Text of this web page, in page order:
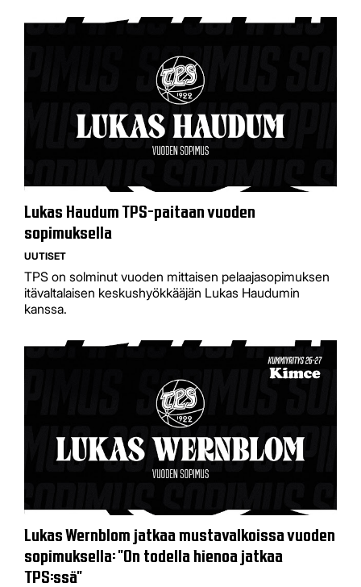
Lukas Haudum TPS-paitaan vuoden
sopimuksella
UUTISET
TPS on solminut vuoden mittaisen pelaajasopimuksen
itävaltalaisen keskushyökkääjän Lukas Haudumin
kanssa.
Lukas Wernblom jatkaa mustavalkoissa vuoden
sopimuksella: "On todella hienoa jatkaa
TPS:ssä"